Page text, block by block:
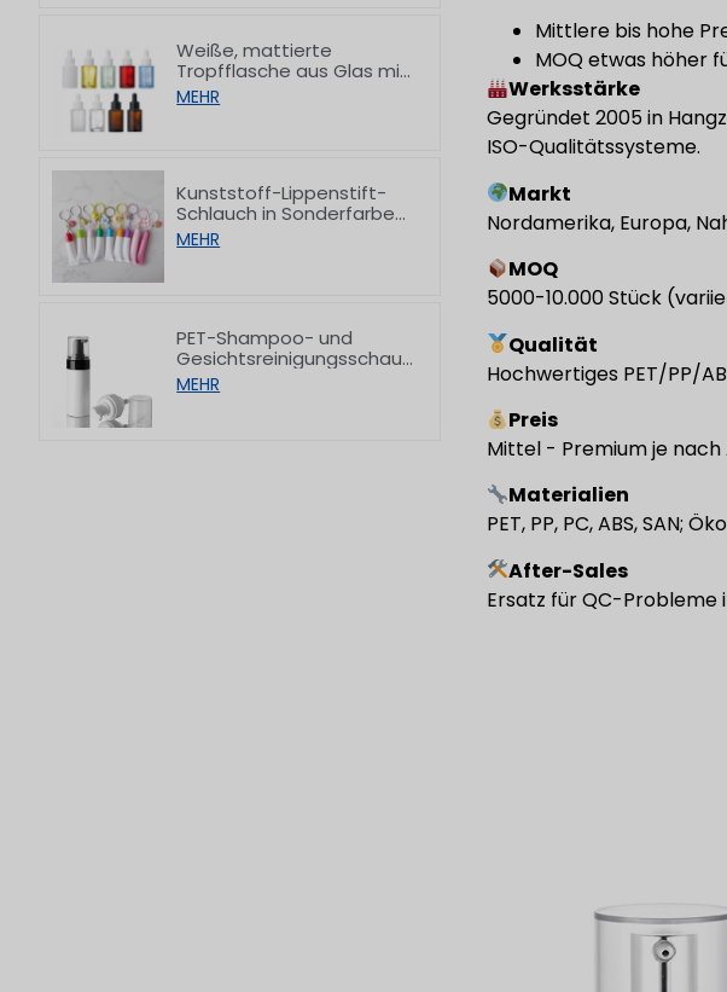
Weiße, mattierte
Tropfflasche aus Glas mit
flachem Schulteransatz,
10/30/50/60/80/100 ml
MEHR
Kunststoff-Lippenstift-
Schlauch in Sonderfarbe
mit Haken, 8/15 g
MEHR
PET-Shampoo- und
Gesichtsreinigungsschau
m in einer Pumpe mit
flachem Schulteransatz,
MEHR
Mittlere bis hohe
MOQ etwas höher
Werksstärke
Gegründet 2005 in
ISO-Qualitätssysteme.
Markt
Nordamerika, Europa,
MOQ
5000-10.000 Stück
Qualität
Hochwertiges PET/PP/
Preis
Mittel - Premium je nach
Materialien
PET, PP, PC, ABS, SAN;
After-Sales
Ersatz für QC-